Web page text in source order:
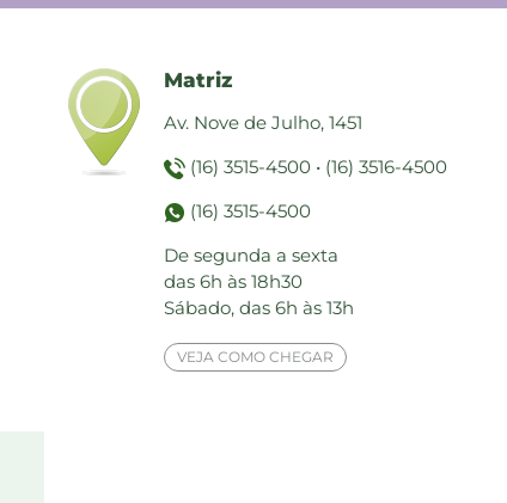
Matriz
Av. Nove de Julho, 1451
(16) 3515-4500 • (16) 3516-4500
(16) 3515-4500
De segunda a sexta
das 6h às 18h30
Sábado, das 6h às 13h
VEJA COMO CHEGAR